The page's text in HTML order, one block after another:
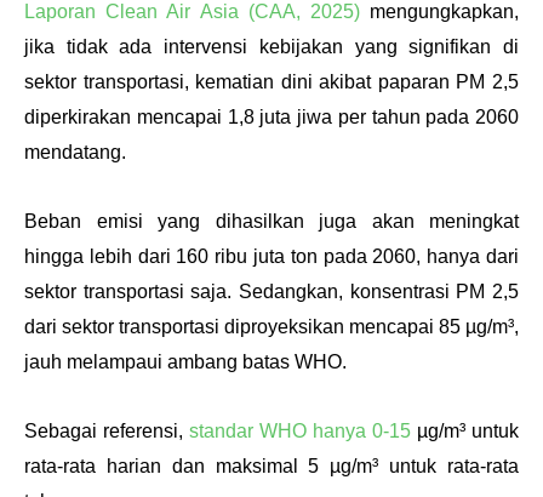
Laporan Clean Air Asia (CAA, 2025) mengungkapkan,
jika tidak ada intervensi kebijakan yang signifikan di
sektor transportasi, kematian dini akibat paparan PM 2,5
diperkirakan mencapai 1,8 juta jiwa per tahun pada 2060
mendatang.
Beban emisi yang dihasilkan juga akan meningkat
hingga lebih dari 160 ribu juta ton pada 2060, hanya dari
sektor transportasi saja. Sedangkan, konsentrasi PM 2,5
dari sektor transportasi diproyeksikan mencapai 85 µg/m³,
jauh melampaui ambang batas WHO.
Sebagai referensi, standar WHO hanya 0-15 µg/m³ untuk
rata-rata harian dan maksimal 5 µg/m³ untuk rata-rata